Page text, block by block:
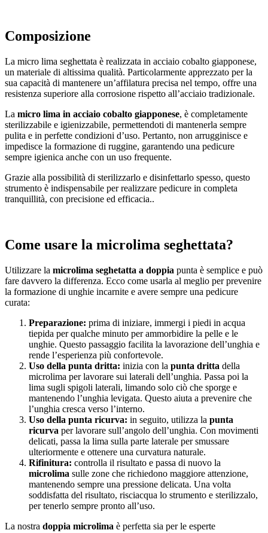
Composizione
La micro lima seghettata è realizzata in acciaio cobalto giapponese,
un materiale di altissima qualità. Particolarmente apprezzato per la
sua capacità di mantenere un’affilatura precisa nel tempo, offre una
resistenza superiore alla corrosione rispetto all’acciaio tradizionale.
La micro lima in acciaio cobalto giapponese, è completamente
sterilizzabile e igienizzabile, permettendoti di mantenerla sempre
pulita e in perfette condizioni d’uso. Pertanto, non arrugginisce e
impedisce la formazione di ruggine, garantendo una pedicure
sempre igienica anche con un uso frequente.
Grazie alla possibilità di sterilizzarlo e disinfettarlo spesso, questo
strumento è indispensabile per realizzare pedicure in completa
tranquillità, con precisione ed efficacia..
Come usare la microlima seghettata?
Utilizzare la microlima seghetatta a doppia punta è semplice e può
fare davvero la differenza. Ecco come usarla al meglio per prevenire
la formazione di unghie incarnite e avere sempre una pedicure
curata:
Preparazione: prima di iniziare, immergi i piedi in acqua
tiepida per qualche minuto per ammorbidire la pelle e le
unghie. Questo passaggio facilita la lavorazione dell’unghia e
rende l’esperienza più confortevole.
Uso della punta dritta: inizia con la punta dritta della
microlima per lavorare sui laterali dell’unghia. Passa poi la
lima sugli spigoli laterali, limando solo ciò che sporge e
mantenendo l’unghia levigata. Questo aiuta a prevenire che
l’unghia cresca verso l’interno.
Uso della punta ricurva: in seguito, utilizza la punta
ricurva per lavorare sull’angolo dell’unghia. Con movimenti
delicati, passa la lima sulla parte laterale per smussare
ulteriormente e ottenere una curvatura naturale.
Rifinitura: controlla il risultato e passa di nuovo la
microlima sulle zone che richiedono maggiore attenzione,
mantenendo sempre una pressione delicata. Una volta
soddisfatta del risultato, risciacqua lo strumento e sterilizzalo,
per tenerlo sempre pronto all’uso.
La nostra doppia microlima è perfetta sia per le esperte